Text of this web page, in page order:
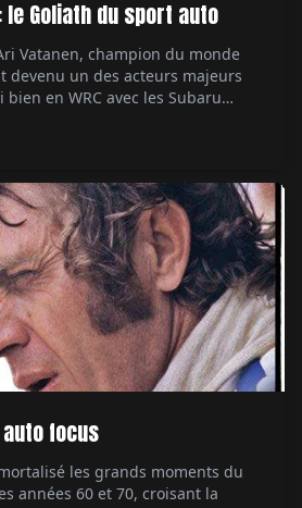
le Goliath du sport auto
Vatanen, champion du monde
devenu un des acteurs majeurs
en WRC avec les Subaru
BAR ou le Dakar avec Dacia. Par
focus
les grands moments du
années 60 et 70, croisant la